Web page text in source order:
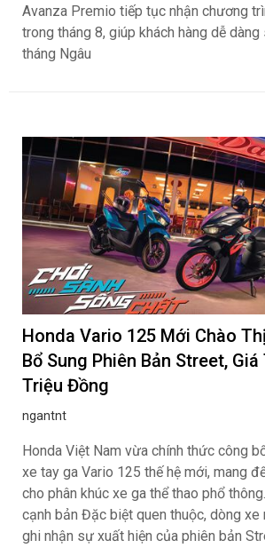
Avanza Premio tiếp tục nhận chương
trong tháng 8, giúp khách hàng dễ
tháng Ngâu
Honda Vario 125 Mới Chào
Bổ Sung Phiên Bản Street, Giá
Triệu Đồng
ngantnt
Honda Việt Nam vừa chính thức công
xe tay ga Vario 125 thế hệ mới, mang
cho phân khúc xe ga thể thao phổ
cạnh bản Đặc biệt quen thuộc, dòng xe
ghi nhận sự xuất hiện của phiên bản